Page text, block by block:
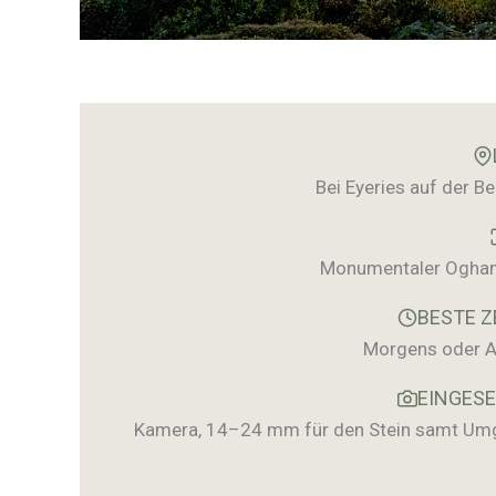
Bei Eyeries auf der
Monumentaler
BESTE
Morgens oder
Kamera, 14–24 mm für den Stein samt